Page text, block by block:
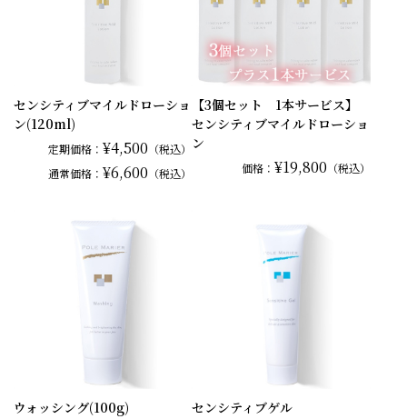
センシティブマイルドローショ
ン(120ml)
定期価格： ¥4,500 （税込）
通常価格： ¥6,600 （税込）
【3個セット 1本サービス】
センシティブマイルドローショ
ン
価格： ¥19,800 （税込）
ウォッシング(100g) センシティブゲル